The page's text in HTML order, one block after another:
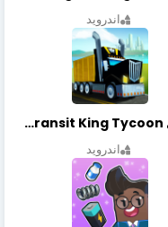
اندرويد
تحميل Transit King Tycoon مهكرة أخر إصدار
اندرويد